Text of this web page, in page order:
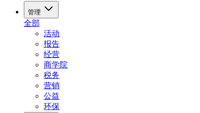
管理
全部
活动
报告
经营
商学院
税务
营销
公益
环保